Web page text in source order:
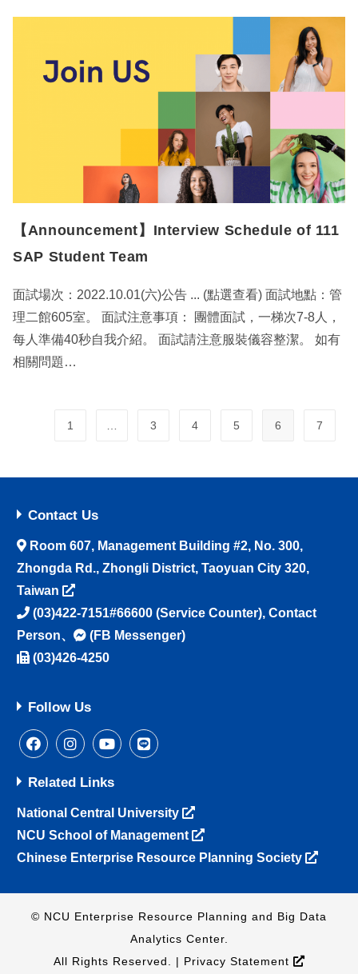
【Announcement】Interview Schedule of 111
SAP Student Team
面試場次：2022.10.01(六)公告 ... (點選查看) 面試地點：管
理二館605室。 面試注意事項： 團體面試，一梯次7-8人，
每人準備40秒自我介紹。 面試請注意服裝儀容整潔。 如有
相關問題…
1 … 3 4 5 6 7
Contact Us
Room 607, Management Building #2, No. 300,
Zhongda Rd., Zhongli District, Taoyuan City 320,
Taiwan
(03)422-7151#66600 (Service Counter),Contact
Person、
(FB Messenger)
(03)426-4250
Follow Us
Related Links
National Central University
NCU School of Management
Chinese Enterprise Resource Planning Society
© NCU Enterprise Resource Planning and Big Data
Analytics Center.
All Rights Reserved. | Privacy Statement